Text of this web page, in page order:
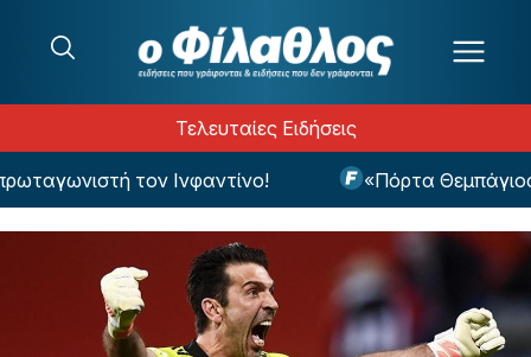
Τελευταίες Ειδήσεις
τον Ινφαντίνο! «Πόρτα Θεμπάγιος